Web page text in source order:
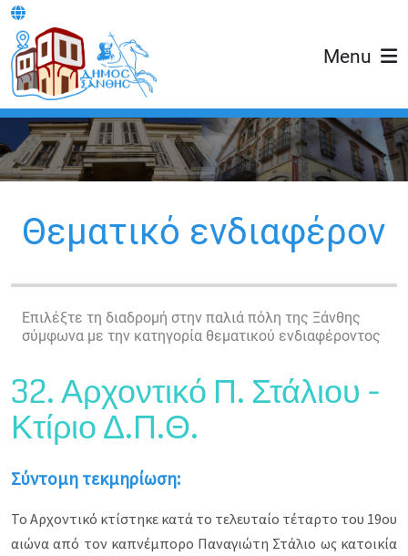
Menu
Θεματικό ενδιαφέρον
Επιλέξτε τη διαδρομή στην παλιά πόλη της Ξάνθης
σύμφωνα με την κατηγορία θεματικού ενδιαφέροντος
32. Αρχοντικό Π. Στάλιου -
Κτίριο Δ.Π.Θ.
Σύντομη τεκμηρίωση:
Το Αρχοντικό κτίστηκε κατά το τελευταίο τέταρτο του 19ου
αιώνα από τον καπνέμπορο Παναγιώτη Στάλιο ως κατοικία